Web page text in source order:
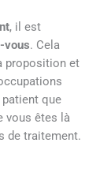
, il est
vous. Cela
proposition et
que
vous êtes là
de traitement.